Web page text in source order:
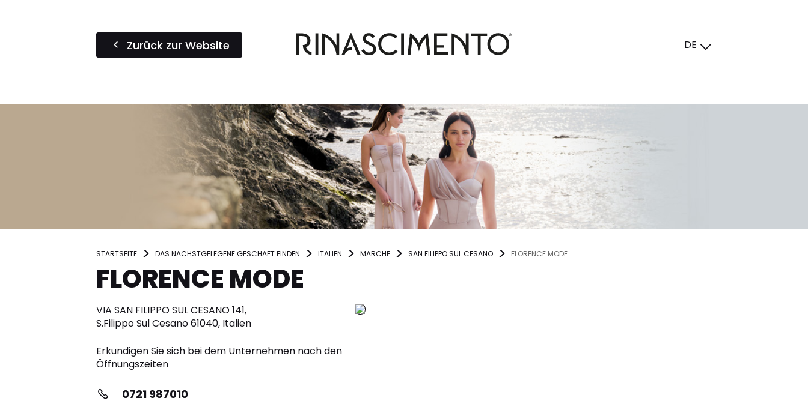
Zurück zur Website DE
STARTSEITE DAS NÄCHSTGELEGENE GESCHÄFT FINDEN ITALIEN MARCHE SAN FILIPPO SUL CESANO FLORENCE MODE
FLORENCE MODE
VIA SAN FILIPPO SUL CESANO 141,
S.Filippo Sul Cesano 61040, Italien
Erkundigen Sie sich bei dem Unternehmen nach den
Öffnungszeiten
0721 987010